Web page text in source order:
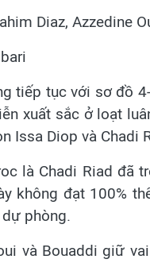
Diaz, Azzedine
tiếp tục với sơ đồ
xuất sắc ở loạt
Issa Diop và Chadi
là Chadi Riad đã
không đạt 100%
phòng.
và Bouaddi giữ